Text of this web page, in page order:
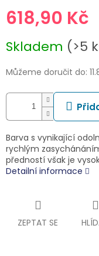
618,90 Kč
cena:
Skladem (>5
Můžeme doručit do:
Barva s vynikající
rychlým
předností však je
Detailní informace
ZEPTAT SE